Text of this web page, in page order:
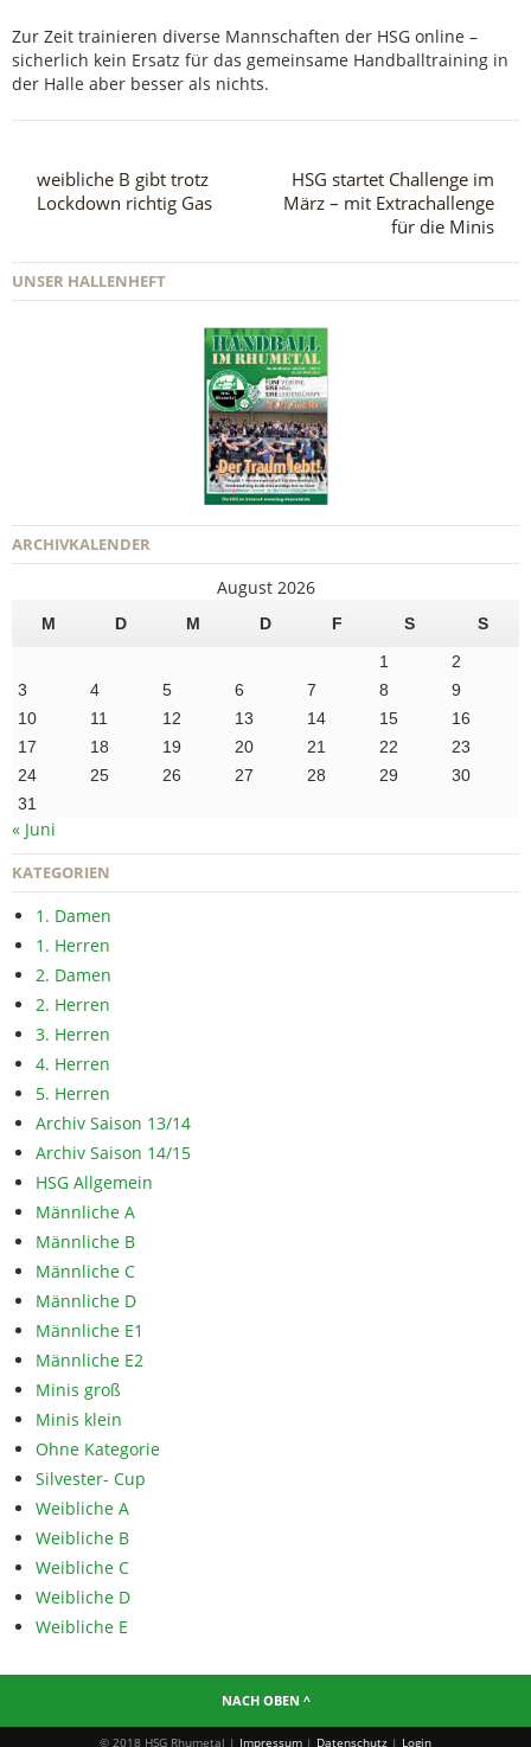
Zur Zeit trainieren diverse Mannschaften der HSG online –
sicherlich kein Ersatz für das gemeinsame Handballtraining in
der Halle aber besser als nichts.
weibliche B gibt trotz
Lockdown richtig Gas
HSG startet Challenge im
März – mit Extrachallenge
für die Minis
UNSER HALLENHEFT
ARCHIVKALENDER
August 2026
M D M D F S
S
1
2
3
4 5 6 7 8
9
10
11 12 13 14 15
16
17
18 19 20 21 22
23
24
25 26 27 28 29
30
31
« Juni
KATEGORIEN
1. Damen
1. Herren
2. Damen
2. Herren
3. Herren
4. Herren
5. Herren
Archiv Saison 13/14
Archiv Saison 14/15
HSG Allgemein
Männliche A
Männliche B
Männliche C
Männliche D
Männliche E1
Männliche E2
Minis groß
Minis klein
Ohne Kategorie
Silvester- Cup
Weibliche A
Weibliche B
Weibliche C
Weibliche D
Weibliche E
NACH OBEN ^
© 2018 HSG Rhumetal | Impressum | Datenschutz | Login